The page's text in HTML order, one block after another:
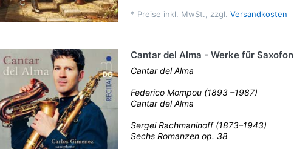
* Preise inkl. MwSt., zzgl. Versandkosten
Cantar del Alma - Werke für Saxofon
Cantar del Alma
Federico Mompou (1893 –1987)
Cantar del Alma
Sergei Rachmaninoff (1873–1943)
Sechs Romanzen op. 38